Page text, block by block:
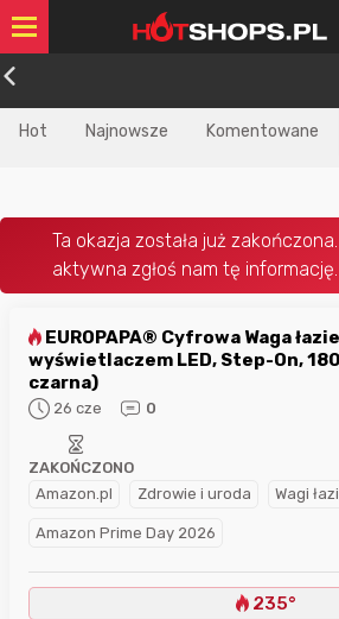
Hot Najnowsze Komentowane
wyświetlaczem LED, Step-On,
czarna)
26 cze 0
Amazon.pl Zdrowie i uroda Wagi
Amazon Prime Day 2026
ZAKOŃCZONO
235°